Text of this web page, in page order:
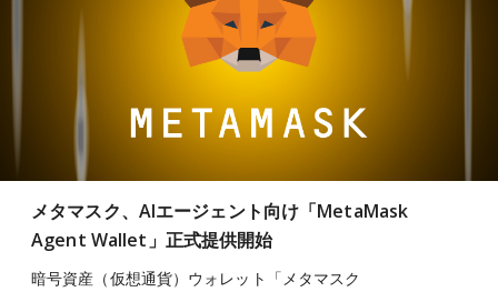
メタマスク、AIエージェント向け「MetaMask
Agent Wallet」正式提供開始
暗号資産（仮想通貨）ウォレット「メタマスク